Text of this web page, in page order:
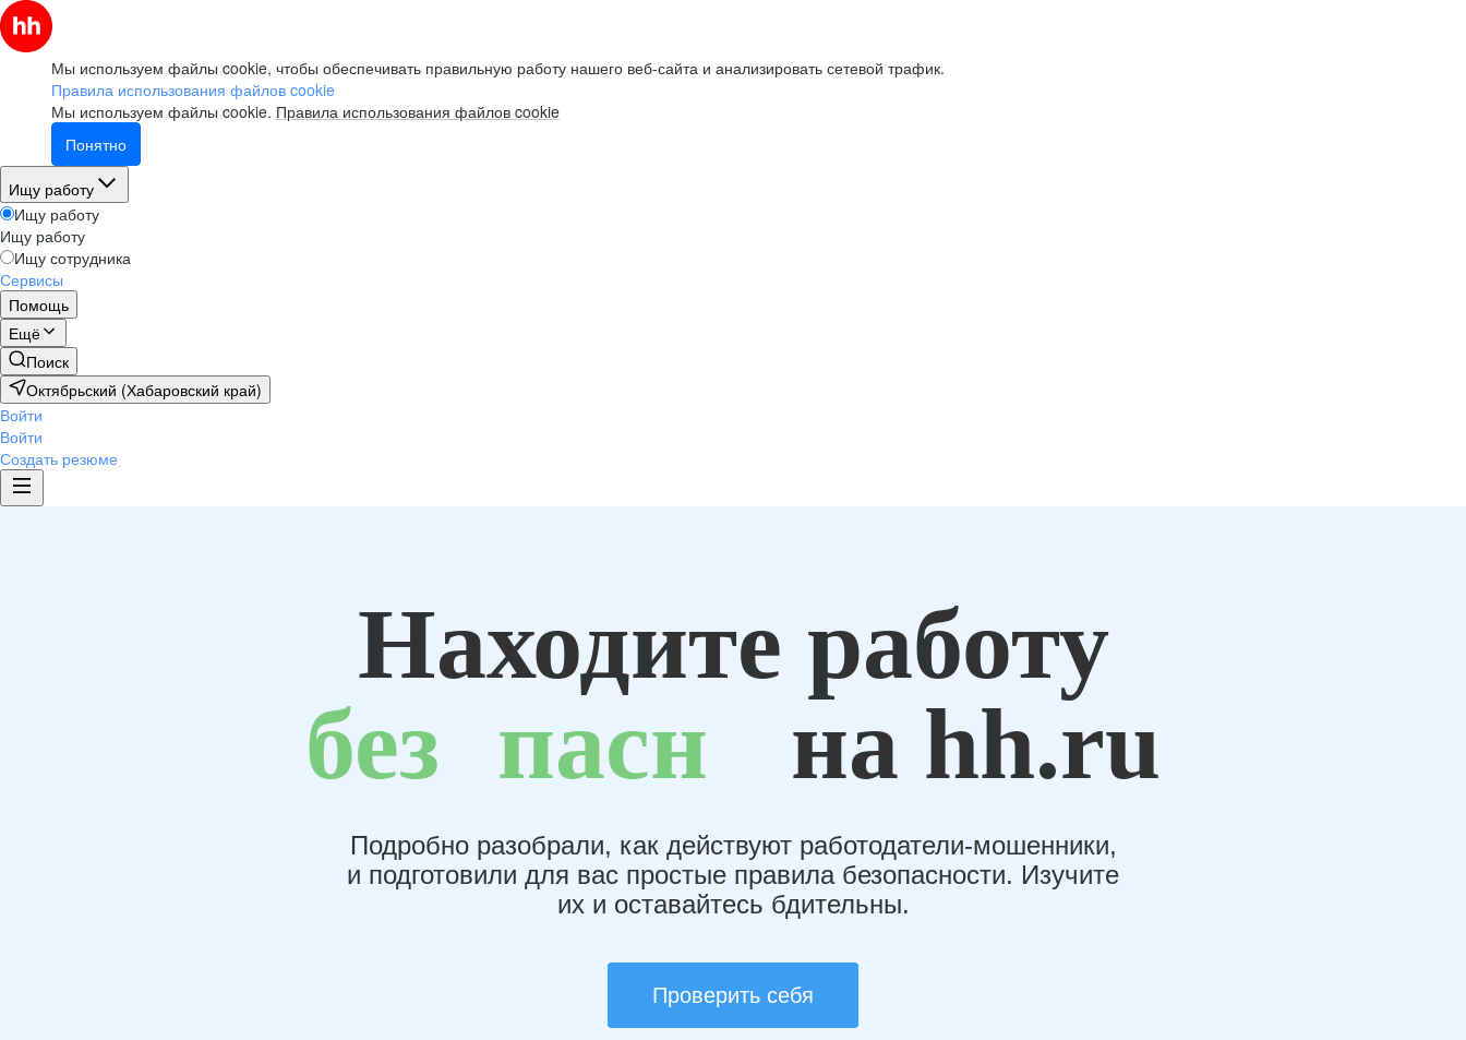
Мы используем файлы cookie, чтобы обеспечивать правильную работу нашего веб-сайта и анализировать сетевой трафик.
Правила использования файлов cookie
Мы используем файлы cookie. Правила использования файлов cookie
Понятно
Ищу работу
Ищу работу
Ищу работу
Ищу сотрудника
Сервисы
Помощь
Ещё
Поиск
Октябрьский (Хабаровский край)
Войти
Войти
Создать резюме
Находите работу
без пасн на hh.ru
Подробно разобрали, как действуют работодатели-мошенники,
и подготовили для вас простые правила безопасности. Изучите
их и оставайтесь бдительны.
Проверить себя